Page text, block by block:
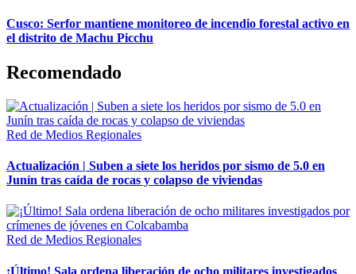
Cusco: Serfor mantiene monitoreo de incendio forestal activo en
el distrito de Machu Picchu
Recomendado
Red de Medios Regionales
Actualización | Suben a siete los heridos por sismo de 5.0 en
Junín tras caída de rocas y colapso de viviendas
Red de Medios Regionales
¡Último! Sala ordena liberación de ocho militares investigados